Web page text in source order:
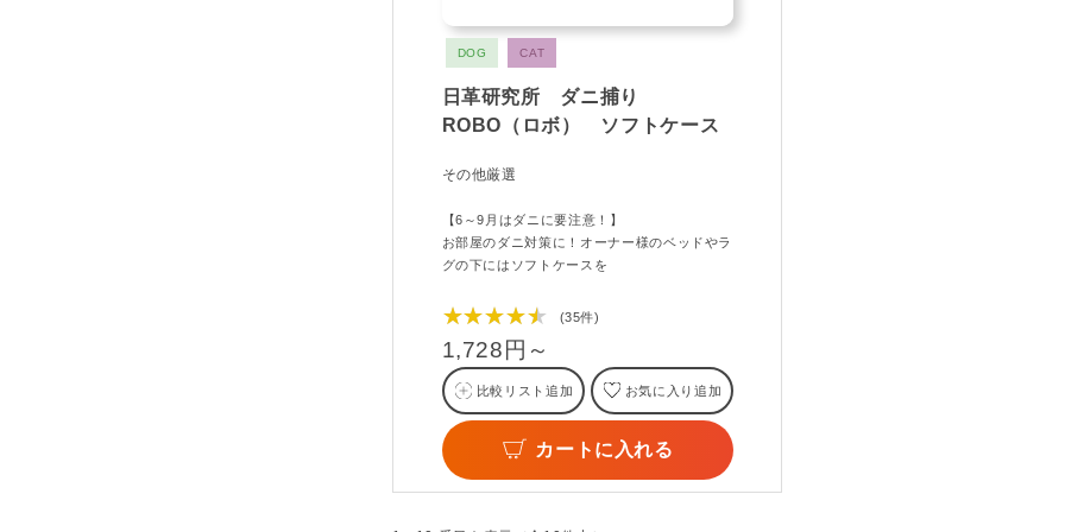
DOG CAT
日革研究所 ダニ捕り
ROBO（ロボ） ソフトケース
その他厳選
【6～9月はダニに要注意！】
お部屋のダニ対策に！オーナー様のベッドやラ
グの下にはソフトケースを
★★★★★ (35件)
1,728円～
比較リスト追加 お気に入り追加
カートに入れる